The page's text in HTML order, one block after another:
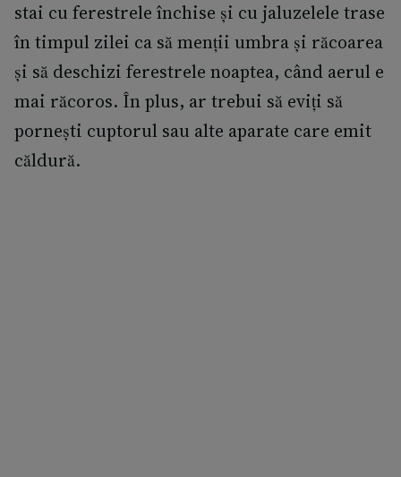
stai cu ferestrele închise și cu jaluzelele trase
în timpul zilei ca să menții umbra și răcoarea
și să deschizi ferestrele noaptea, când aerul e
mai răcoros. În plus, ar trebui să eviți să
pornești cuptorul sau alte aparate care emit
căldură.